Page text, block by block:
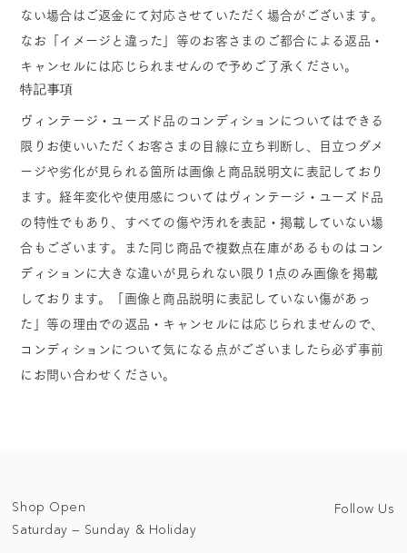
ない場合はご返金にて対応させていただく場合がございます。
なお「イメージと違った」等のお客さまのご都合による返品・
キャンセルには応じられませんので予めご了承ください。
特記事項
ヴィンテージ・ユーズド品のコンディションについてはできる
限りお使いいただくお客さまの目線に立ち判断し、目立つダメ
ージや劣化が見られる箇所は画像と商品説明文に表記しており
ます。経年変化や使用感についてはヴィンテージ・ユーズド品
の特性でもあり、すべての傷や汚れを表記・掲載していない場
合もございます。また同じ商品で複数点在庫があるものはコン
ディションに大きな違いが見られない限り1点のみ画像を掲載
しております。「画像と商品説明に表記していない傷があっ
た」等の理由での返品・キャンセルには応じられませんので、
コンディションについて気になる点がございましたら必ず事前
にお問い合わせください。
Shop Open
Saturday — Sunday & Holiday
Follow Us